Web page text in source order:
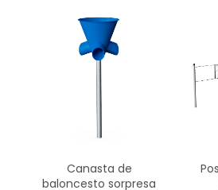
Canasta de
baloncesto sorpresa